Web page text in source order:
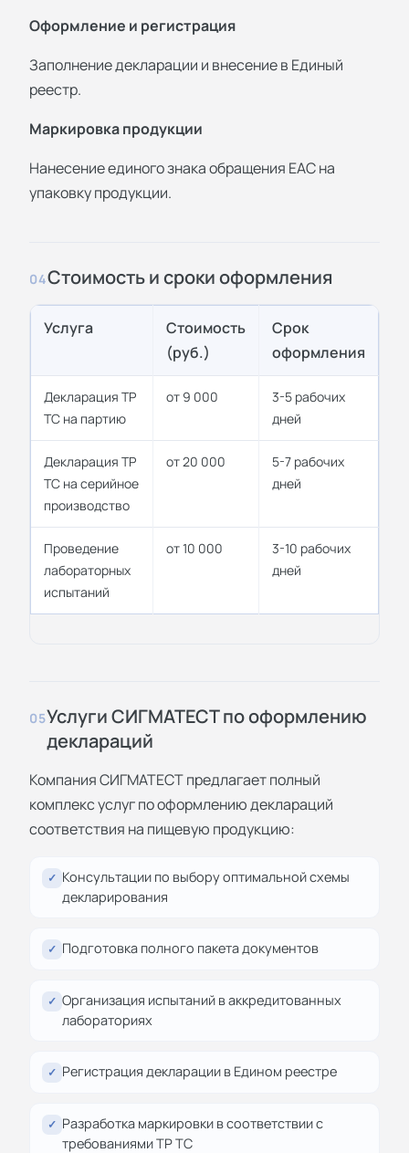
Оформление и регистрация
Заполнение декларации и внесение в Единый
реестр.
Маркировка продукции
Нанесение единого знака обращения ЕАС на
упаковку продукции.
04Стоимость и сроки оформления
Услуга
Стоимость
(руб.)
Срок
оформления
Декларация ТР
ТС на партию
от 9 000
3-5 рабочих
дней
Декларация ТР
ТС на серийное
производство
от 20 000
5-7 рабочих
дней
Проведение
лабораторных
испытаний
от 10 000
3-10 рабочих
дней
05Услуги СИГМАТЕСТ по оформлению
деклараций
Компания СИГМАТЕСТ предлагает полный
комплекс услуг по оформлению деклараций
соответствия на пищевую продукцию:
✓ Консультации по выбору оптимальной схемы
декларирования
✓ Подготовка полного пакета документов
✓ Организация испытаний в аккредитованных
лабораториях
✓ Регистрация декларации в Едином реестре
✓ Разработка маркировки в соответствии с
требованиями ТР ТС